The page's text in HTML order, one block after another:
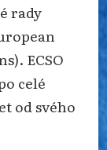
rady
ECSO
celé
od svého